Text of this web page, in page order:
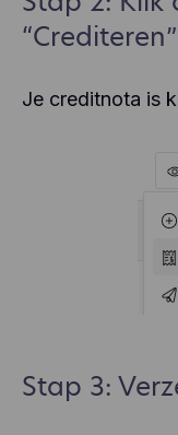
“Crediteren”
Je creditnota is
Stap 3: